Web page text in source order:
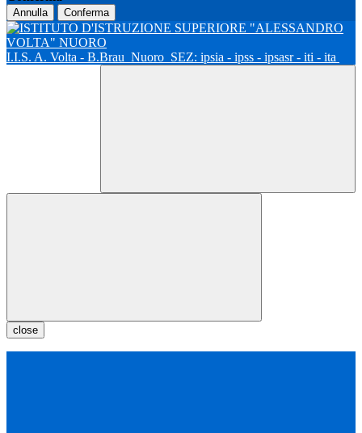
Annulla Conferma
I.I.S. A. Volta - B.Brau Nuoro SEZ: ipsia - ipss - ipsasr - iti - ita
close